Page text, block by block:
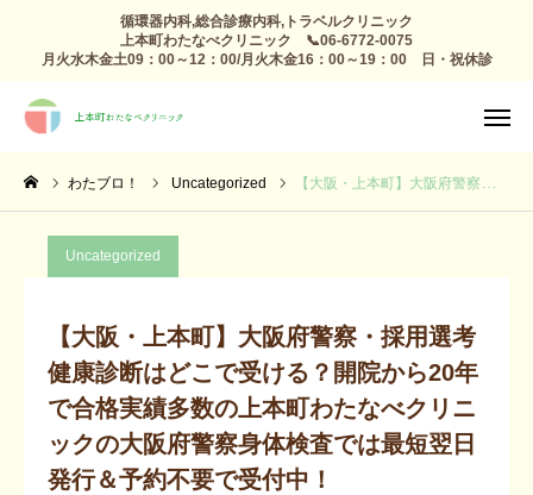
循環器内科,総合診療内科,トラベルクリニック
上本町わたなべクリニック 📞06-6772-0075
月火水木金土09：00～12：00/月火木金16：00～19：00 日・祝休診
わたブロ！ Uncategorized 【大阪・上本町】大阪府警察・採用選考健康診断はどこで受ける？開院から20年で合格実績多数の上本町わたなべクリニックの大阪府警察身体検査では最短翌日発行＆予約不要で受付中！
Uncategorized
【大阪・上本町】大阪府警察・採用選考
健康診断はどこで受ける？開院から20年
で合格実績多数の上本町わたなべクリニ
ックの大阪府警察身体検査では最短翌日
発行＆予約不要で受付中！
予防接種 トラベルクリニック
健康診断
高血圧 生活習慣病
心療内科